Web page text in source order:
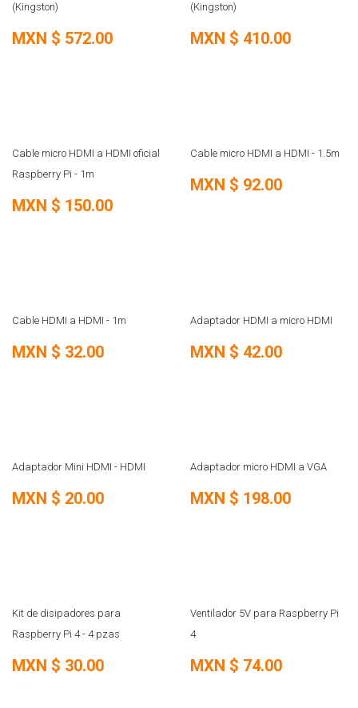
(Kingston)
MXN $ 572.00
(Kingston)
MXN $ 410.00
Cable micro HDMI a HDMI oficial
Raspberry Pi - 1m
MXN $ 150.00
Cable micro HDMI a HDMI - 1.5m
MXN $ 92.00
Cable HDMI a HDMI - 1m
MXN $ 32.00
Adaptador HDMI a micro HDMI
MXN $ 42.00
Adaptador Mini HDMI - HDMI
MXN $ 20.00
Adaptador micro HDMI a VGA
MXN $ 198.00
Kit de disipadores para
Raspberry Pi 4 - 4 pzas
MXN $ 30.00
Ventilador 5V para Raspberry Pi
4
MXN $ 74.00